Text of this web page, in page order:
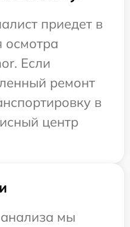
приедет в
осмотра
Если
ремонт
в
центр
мы